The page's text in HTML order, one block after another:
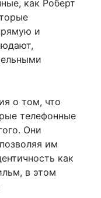
как Роберт
и
о том, что
телефонные
Они
им
как
в этом